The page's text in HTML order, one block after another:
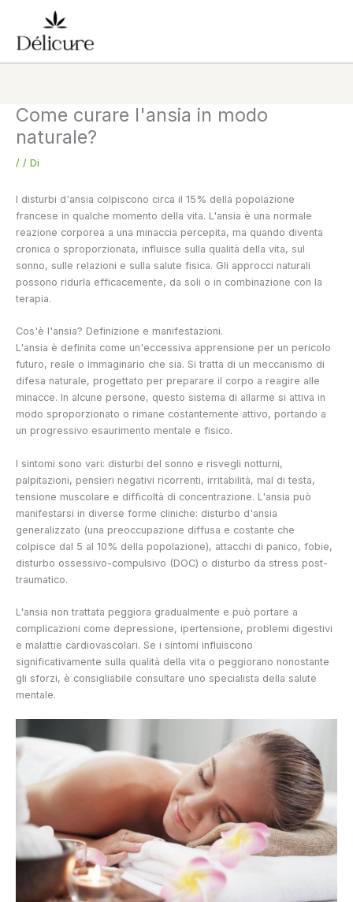
contenuto
Come curare l'ansia in modo
naturale?
/ / Di
I disturbi d'ansia colpiscono circa il 15% della popolazione
francese in qualche momento della vita. L'ansia è una normale
reazione corporea a una minaccia percepita, ma quando diventa
cronica o sproporzionata, influisce sulla qualità della vita, sul
sonno, sulle relazioni e sulla salute fisica. Gli approcci naturali
possono ridurla efficacemente, da soli o in combinazione con la
terapia.
Cos'è l'ansia? Definizione e manifestazioni.
L'ansia è definita come un'eccessiva apprensione per un pericolo
futuro, reale o immaginario che sia. Si tratta di un meccanismo di
difesa naturale, progettato per preparare il corpo a reagire alle
minacce. In alcune persone, questo sistema di allarme si attiva in
modo sproporzionato o rimane costantemente attivo, portando a
un progressivo esaurimento mentale e fisico.
I sintomi sono vari: disturbi del sonno e risvegli notturni,
palpitazioni, pensieri negativi ricorrenti, irritabilità, mal di testa,
tensione muscolare e difficoltà di concentrazione. L'ansia può
manifestarsi in diverse forme cliniche: disturbo d'ansia
generalizzato (una preoccupazione diffusa e costante che
colpisce dal 5 al 10% della popolazione), attacchi di panico, fobie,
disturbo ossessivo-compulsivo (DOC) o disturbo da stress post-
traumatico.
L'ansia non trattata peggiora gradualmente e può portare a
complicazioni come depressione, ipertensione, problemi digestivi
e malattie cardiovascolari. Se i sintomi influiscono
significativamente sulla qualità della vita o peggiorano nonostante
gli sforzi, è consigliabile consultare uno specialista della salute
mentale.